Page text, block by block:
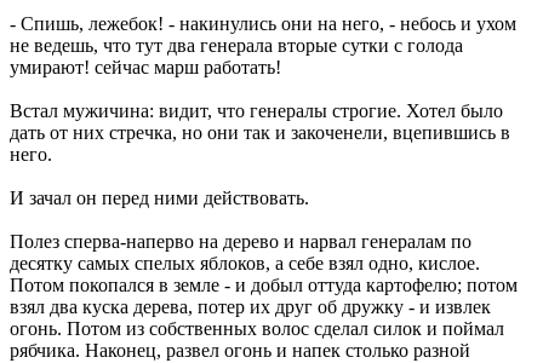
- Спишь, лежебок! - накинулись они на него, - небось и ухом
не ведешь, что тут два генерала вторые сутки с голода
умирают! сейчас марш работать!
Встал мужичина: видит, что генералы строгие. Хотел было
дать от них стречка, но они так и закоченели, вцепившись в
него.
И зачал он перед ними действовать.
Полез сперва-наперво на дерево и нарвал генералам по
десятку самых спелых яблоков, а себе взял одно, кислое.
Потом покопался в земле - и добыл оттуда картофелю; потом
взял два куска дерева, потер их друг об дружку - и извлек
огонь. Потом из собственных волос сделал силок и поймал
рябчика. Наконец, развел огонь и напек столько разной